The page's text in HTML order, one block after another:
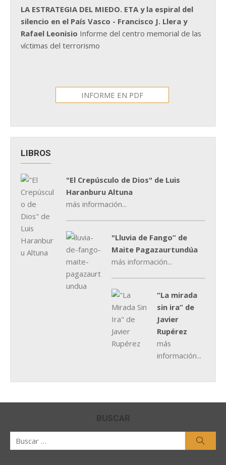
LA ESTRATEGIA DEL MIEDO. ETA y la espiral del
silencio en el País Vasco - Francisco J. Llera y
Rafael Leonisio Informe del centro memorial de las
víctimas del terrorismo
INFORME EN PDF
LIBROS
"El Crepúsculo de Dios" de Luis
Haranburu Altuna
más información...
"Lluvia de Fango” de
Maite Pagazaurtundúa
más información...
“La mirada
sin ira” de
Javier
Rupérez
más
información...
BUSCAR